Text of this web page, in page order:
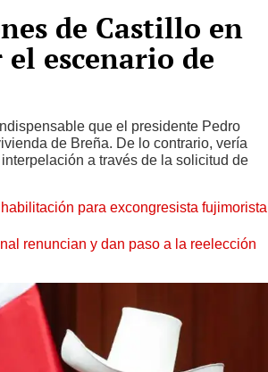
de Castillo en
escenario de
que el presidente Pedro
de Breña. De lo contrario, vería
a través de la solicitud de
para excongresista fujimorista
renuncian y dan paso a la reelección